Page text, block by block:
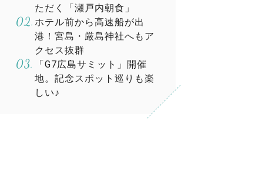
ただく「瀬戸内朝食」
ホテル前から高速船が出
港！宮島・厳島神社へもア
クセス抜群
「G7広島サミット」開催
地。記念スポット巡りも楽
しい♪